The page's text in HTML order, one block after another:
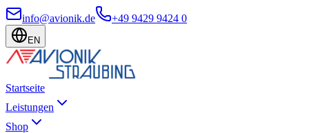
info@avionik.de +49 9429 9424 0
EN
Startseite
Leistungen
Shop